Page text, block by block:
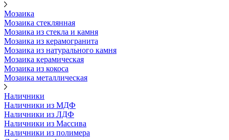
Мозаика
Мозаика стеклянная
Мозаика из стекла и камня
Мозаика из керамогранита
Мозаика из натурального камня
Мозаика керамическая
Мозаика из кокоса
Мозаика металлическая
Наличники
Наличники из МДФ
Наличники из ЛДФ
Наличники из Массива
Наличники из полимера